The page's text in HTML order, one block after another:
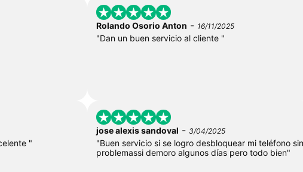
Rolando Osorio Anton - 16/11/2025
"Dan un buen servicio al cliente "
"
jose alexis sandoval - 3/04/2025
"Buen servicio si se logro desbloquear mi teléfono sin
problemassi demoro algunos días pero todo bien"